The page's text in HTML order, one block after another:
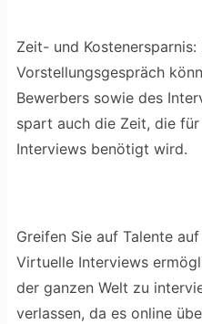
Zeit- und
Vorstellungsgespräch
Bewerbers sowie des
spart auch die Zeit, die
Interviews benötigt wird.
Greifen Sie auf Talente
Virtuelle Interviews
der ganzen Welt zu
verlassen, da es online